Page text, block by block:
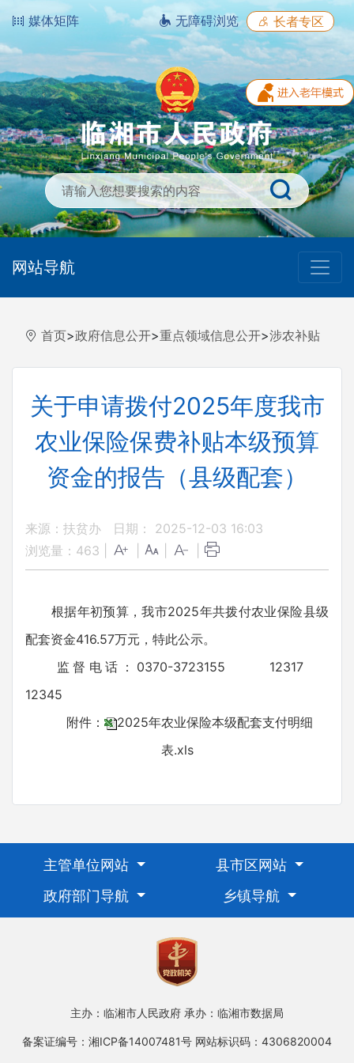
媒体矩阵 无障碍浏览 长者专区
网站导航
首页>政府信息公开>重点领域信息公开>涉农补贴
关于申请拨付2025年度我市
农业保险保费补贴本级预算
资金的报告（县级配套）
来源：扶贫办
日期： 2025-12-03 16:03
浏览量： 463
根据年初预算，我市2025年共拨付农业保险县级
配套资金416.57万元，特此公示。
监督电话：0370-3723155 12317
12345
附件：
2025年农业保险本级配套支付明细
表.xls
主管单位网站
县市区网站
政府部门导航
乡镇导航
主办：临湘市人民政府 承办：临湘市数据局
备案证编号：湘ICP备14007481号 网站标识码：4306820004